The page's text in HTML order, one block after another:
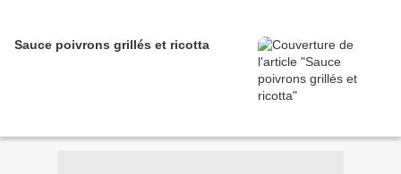
Sauce poivrons grillés et ricotta